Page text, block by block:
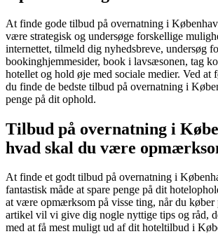
At finde gode tilbud på overnatning i
være strategisk og undersøge forskellige
internettet, tilmeld dig nyhedsbreve, undersøg
bookinghjemmesider, book i lavsæsonen, tag
hotellet og hold øje med sociale medier. Ved at
du finde de bedste tilbud på overnatning i
penge på dit ophold.
Tilbud på overnatning i
hvad skal du være
At finde et godt tilbud på overnatning i
fantastisk måde at spare penge på dit
at være opmærksom på visse ting, når du køber
artikel vil vi give dig nogle nyttige tips og råd,
med at få mest muligt ud af dit hoteltilbud i